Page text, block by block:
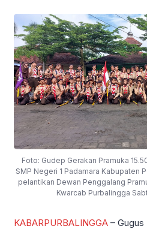
Foto: Gudep Gerakan Pramuka
SMP Negeri 1 Padamara Kabupaten
pelantikan Dewan Penggalang
Kwarcab Purbalingga
KABARPURBALINGGA –